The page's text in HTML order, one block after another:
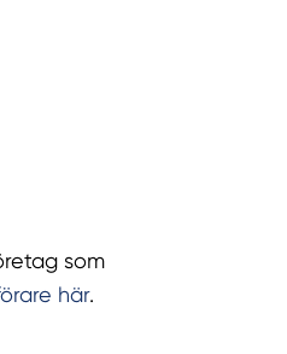
som
här.